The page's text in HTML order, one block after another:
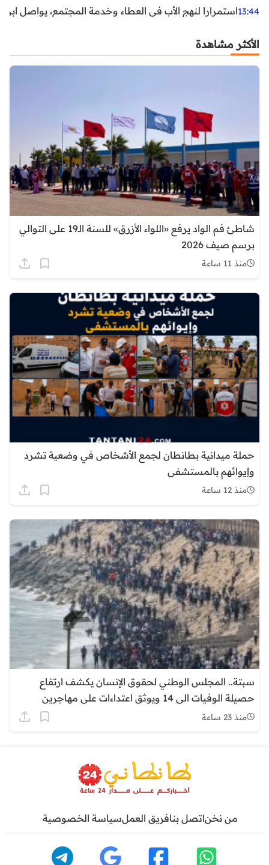
13:44استمرارا لنهج الأب في العطاء وخدمة المجتمع، يواصل ابن
الأكثر مشاهدة
شاطئ فم الواد يرفع «اللواء الأزرق» للسنة الـ19 على التوالي
برسم صيف 2026
منذ 11 ساعة
حملة ميدانية بطانطان لجمع الأشخاص في وضعية تشرد
وإيوائهم بالمستشفى
منذ 12 ساعة
سبتة.. المجلس الوطني لحقوق الإنسان يكشف ارتفاع
حصيلة الوفيات الى 14 ويوثق اعتداءات على مهاجرين
منذ 23 ساعة
من نخناتصل بنافريق العملسياسة الخصوصية